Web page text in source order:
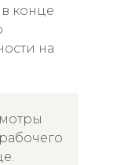
в конце
на